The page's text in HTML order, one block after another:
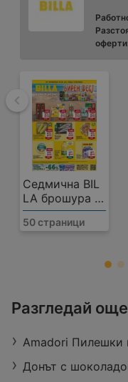
Назад
Седмична BIL
LA брошура с
валидност до
12.08.2026
50 страници
Ул.
оферти:
Разгледай
Amadori Пилешки
Донът с